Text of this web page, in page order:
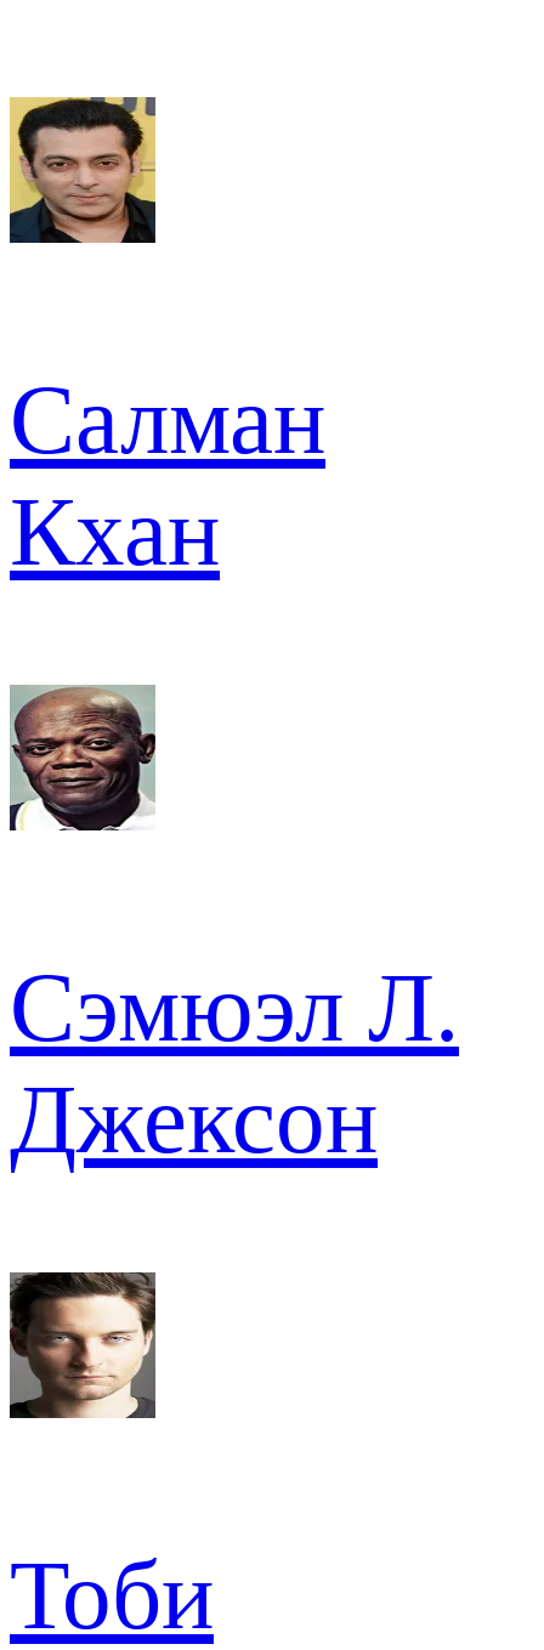
Салман
Кхан
Сэмюэл Л.
Джексон
Тоби